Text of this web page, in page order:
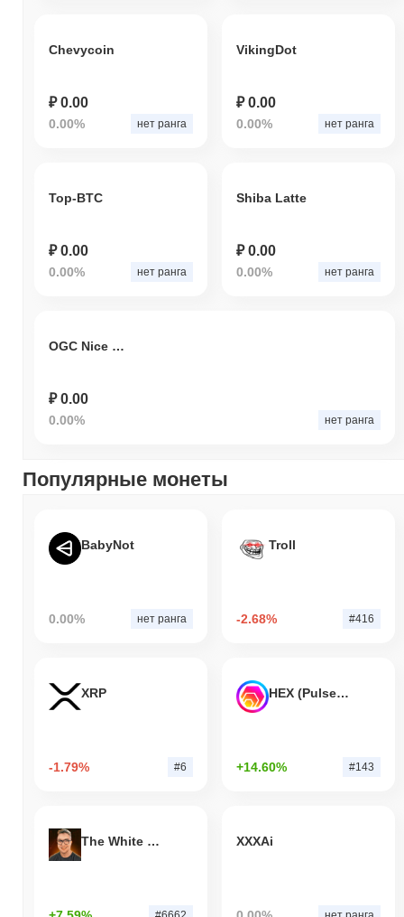
Chevycoin
₽ 0.00
0.00% нет ранга
VikingDot
₽ 0.00
0.00% нет ранга
Top-BTC
₽ 0.00
0.00% нет ранга
Shiba Latte
₽ 0.00
0.00% нет ранга
OGC Nice Fan Token
₽ 0.00
0.00% нет ранга
Популярные монеты
BabyNot
0.00% нет ранга
Troll
-2.68% #416
XRP
-1.79% #6
HEX (Pulsechain)
+14.60% #143
The White Bull XXXAi